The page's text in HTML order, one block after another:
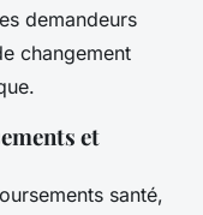
demandeurs
changement
et
santé,